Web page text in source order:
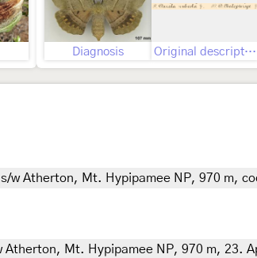
Diagnosis Original description
w Atherton, Mt. Hypipamee NP, 970 m,
Atherton, Mt. Hypipamee NP, 970 m, 23.